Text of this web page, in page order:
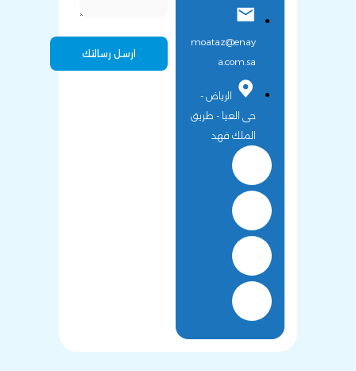
moataz@enay
a.com.sa
الرياض -
حى العيا - طريق
الملك فهد